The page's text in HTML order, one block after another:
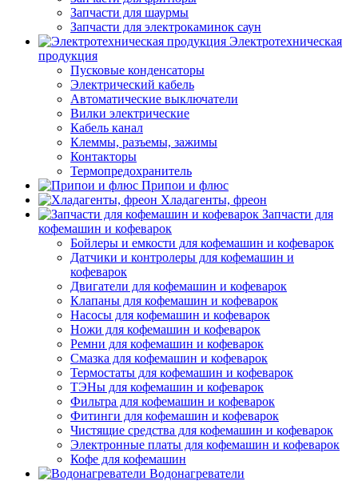
Запчасти для шаурмы
Запчасти для электрокаминок саун
Электротехническая
продукция
Пусковые конденсаторы
Электрический кабель
Автоматические выключатели
Вилки электрические
Кабель канал
Клеммы, разъемы, зажимы
Контакторы
Термопредохранитель
Припои и флюс
Хладагенты, фреон
Запчасти для
кофемашин и кофеварок
Бойлеры и емкости для кофемашин и кофеварок
Датчики и контролеры для кофемашин и
кофеварок
Двигатели для кофемашин и кофеварок
Клапаны для кофемашин и кофеварок
Насосы для кофемашин и кофеварок
Ножи для кофемашин и кофеварок
Ремни для кофемашин и кофеварок
Смазка для кофемашин и кофеварок
Термостаты для кофемашин и кофеварок
ТЭНы для кофемашин и кофеварок
Фильтра для кофемашин и кофеварок
Фитинги для кофемашин и кофеварок
Чистящие средства для кофемашин и кофеварок
Электронные платы для кофемашин и кофеварок
Кофе для кофемашин
Водонагреватели